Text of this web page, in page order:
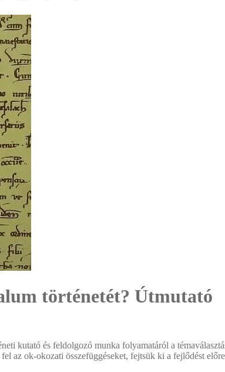
történetét? Útmutató
kutató és feldolgozó munka folyamatáról a
az ok-okozati összefüggéseket, fejtsük ki a fejlődést